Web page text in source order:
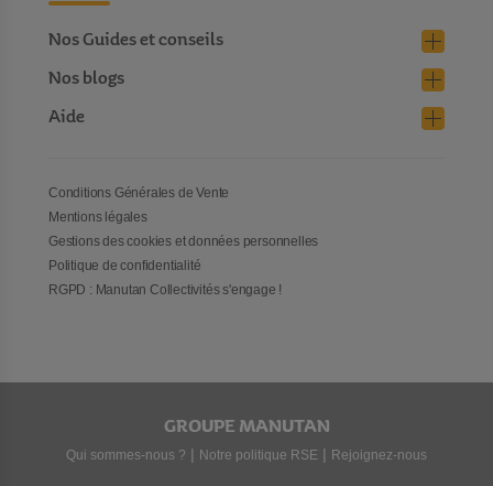
Nos Guides et conseils
Nos blogs
Aide
Conditions Générales de Vente
Mentions légales
Gestions des cookies et données personnelles
Politique de confidentialité
RGPD : Manutan Collectivités s'engage !
GROUPE MANUTAN
Qui sommes-nous ? | Notre politique RSE | Rejoignez-nous